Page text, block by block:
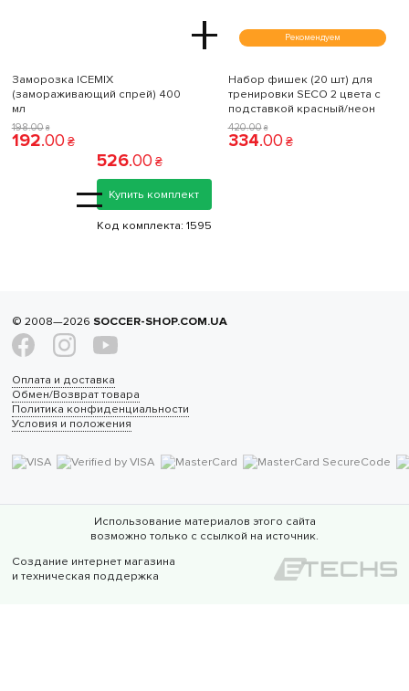
+
Заморозка ICEMIX
(замораживающий спрей) 400
мл
198.00 ₴
192.00 ₴
Рекомендуем
Набор фишек (20 шт) для
тренировки SECO 2 цвета с
подставкой красный/неон
420.00 ₴
334.00 ₴
=
526.00 ₴
Купить комплект
Код комплекта: 1595
© 2008—2026 SOCCER-SHOP.COM.UA
Оплата и доставка
Обмен/Возврат товара
Политика конфиденциальности
Условия и положения
Использование материалов этого сайта
возможно только с ссылкой на источник.
Создание интернет магазина
и техническая поддержка